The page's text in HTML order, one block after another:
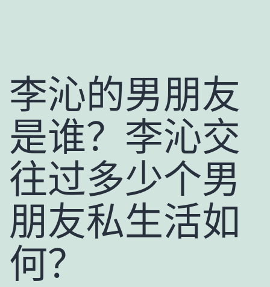
李沁的男朋友
是谁？李沁交
往过多少个男
朋友私生活如
何？